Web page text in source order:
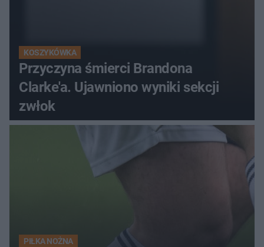
KOSZYKÓWKA
Przyczyna śmierci Brandona
Clarke'a. Ujawniono wyniki sekcji
zwłok
PIŁKA NOŻNA